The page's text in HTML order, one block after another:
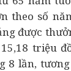
theo số
được
triệu
8 lần,